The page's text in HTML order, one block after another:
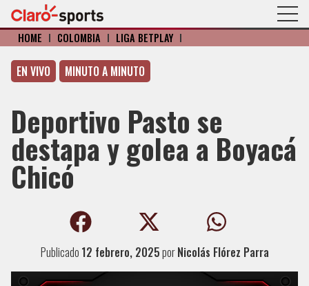
HOME I COLOMBIA I LIGA BETPLAY I
EN VIVO MINUTO A MINUTO
Deportivo Pasto se
destapa y golea a Boyacá
Chicó
Publicado 12 febrero, 2025porNicolás Flórez Parra